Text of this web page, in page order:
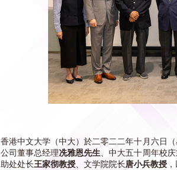
香港中文大学（中大）於二零二二年十月六日
公司董事总经理冼雅恩先生、中大五十周年校
助处处长王家彻教授、文学院院长唐小兵教授